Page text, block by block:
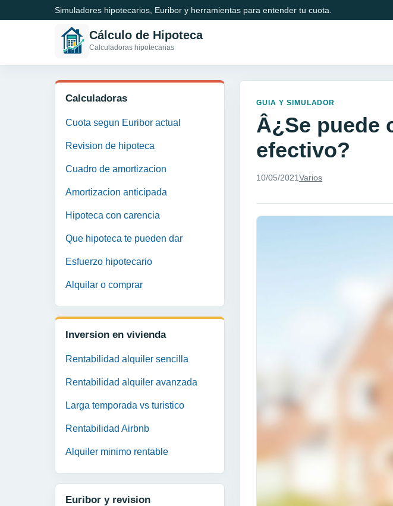
Simuladores hipotecarios, Euribor y herramientas para entender tu cuota.
Cálculo de Hipoteca
Calculadoras hipotecarias
Calculadoras
Cuota segun Euribor actual
Revision de hipoteca
Cuadro de amortizacion
Amortizacion anticipada
Hipoteca con carencia
Que hipoteca te pueden dar
Esfuerzo hipotecario
Alquilar o comprar
Inversion en vivienda
Rentabilidad alquiler sencilla
Rentabilidad alquiler avanzada
Larga temporada vs turistico
Rentabilidad Airbnb
Alquiler minimo rentable
Euribor y revision
GUIA Y SIMULADOR
Â¿Se puede
efectivo?
10/05/2021Varios